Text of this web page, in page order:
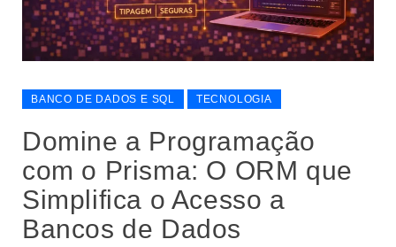
BANCO DE DADOS E SQL TECNOLOGIA
Domine a Programação
com o Prisma: O ORM que
Simplifica o Acesso a
Bancos de Dados